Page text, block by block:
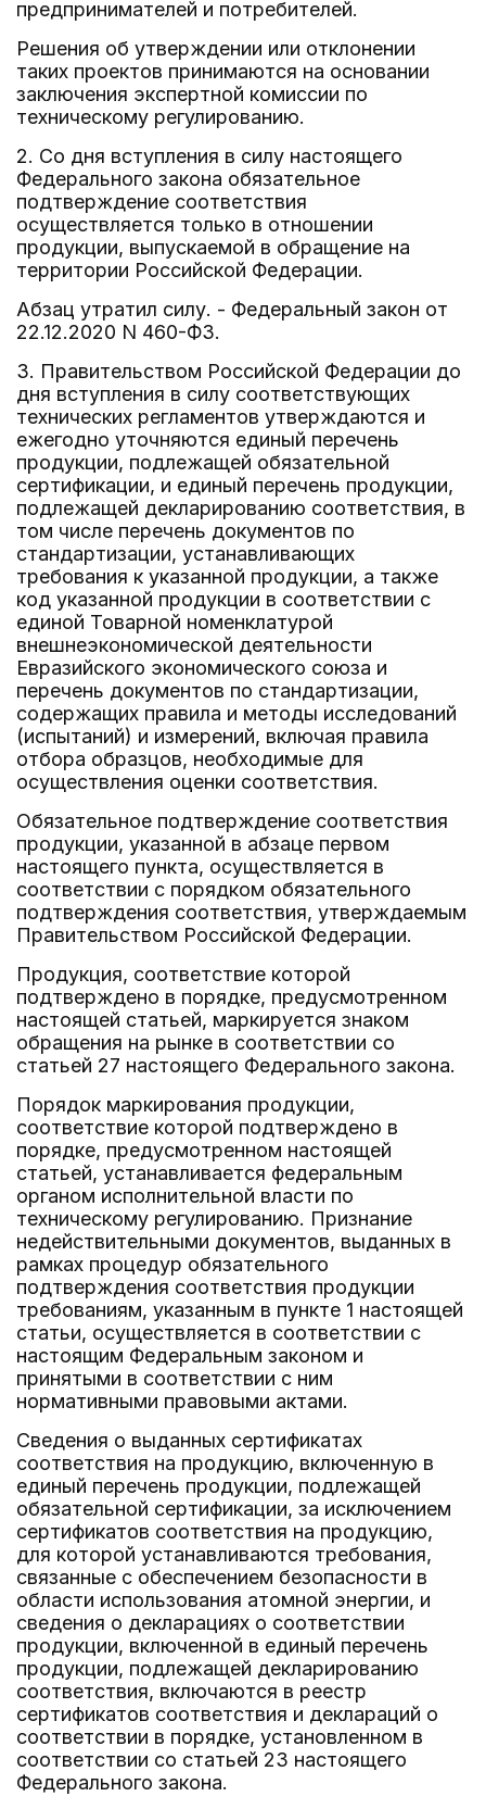
предпринимателей и потребителей.
Решения об утверждении или отклонении
таких проектов принимаются на основании
заключения экспертной комиссии по
техническому регулированию.
2. Со дня вступления в силу настоящего
Федерального закона обязательное
подтверждение соответствия
осуществляется только в отношении
продукции, выпускаемой в обращение на
территории Российской Федерации.
Абзац утратил силу. - Федеральный закон от
22.12.2020 N 460-ФЗ.
3. Правительством Российской Федерации до
дня вступления в силу соответствующих
технических регламентов утверждаются и
ежегодно уточняются единый перечень
продукции, подлежащей обязательной
сертификации, и единый перечень продукции,
подлежащей декларированию соответствия, в
том числе перечень документов по
стандартизации, устанавливающих
требования к указанной продукции, а также
код указанной продукции в соответствии с
единой Товарной номенклатурой
внешнеэкономической деятельности
Евразийского экономического союза и
перечень документов по стандартизации,
содержащих правила и методы исследований
(испытаний) и измерений, включая правила
отбора образцов, необходимые для
осуществления оценки соответствия.
Обязательное подтверждение соответствия
продукции, указанной в абзаце первом
настоящего пункта, осуществляется в
соответствии с порядком обязательного
подтверждения соответствия, утверждаемым
Правительством Российской Федерации.
Продукция, соответствие которой
подтверждено в порядке, предусмотренном
настоящей статьей, маркируется знаком
обращения на рынке в соответствии со
статьей 27 настоящего Федерального закона.
Порядок маркирования продукции,
соответствие которой подтверждено в
порядке, предусмотренном настоящей
статьей, устанавливается федеральным
органом исполнительной власти по
техническому регулированию. Признание
недействительными документов, выданных в
рамках процедур обязательного
подтверждения соответствия продукции
требованиям, указанным в пункте 1 настоящей
статьи, осуществляется в соответствии с
настоящим Федеральным законом и
принятыми в соответствии с ним
нормативными правовыми актами.
Сведения о выданных сертификатах
соответствия на продукцию, включенную в
единый перечень продукции, подлежащей
обязательной сертификации, за исключением
сертификатов соответствия на продукцию,
для которой устанавливаются требования,
связанные с обеспечением безопасности в
области использования атомной энергии, и
сведения о декларациях о соответствии
продукции, включенной в единый перечень
продукции, подлежащей декларированию
соответствия, включаются в реестр
сертификатов соответствия и деклараций о
соответствии в порядке, установленном в
соответствии со статьей 23 настоящего
Федерального закона.